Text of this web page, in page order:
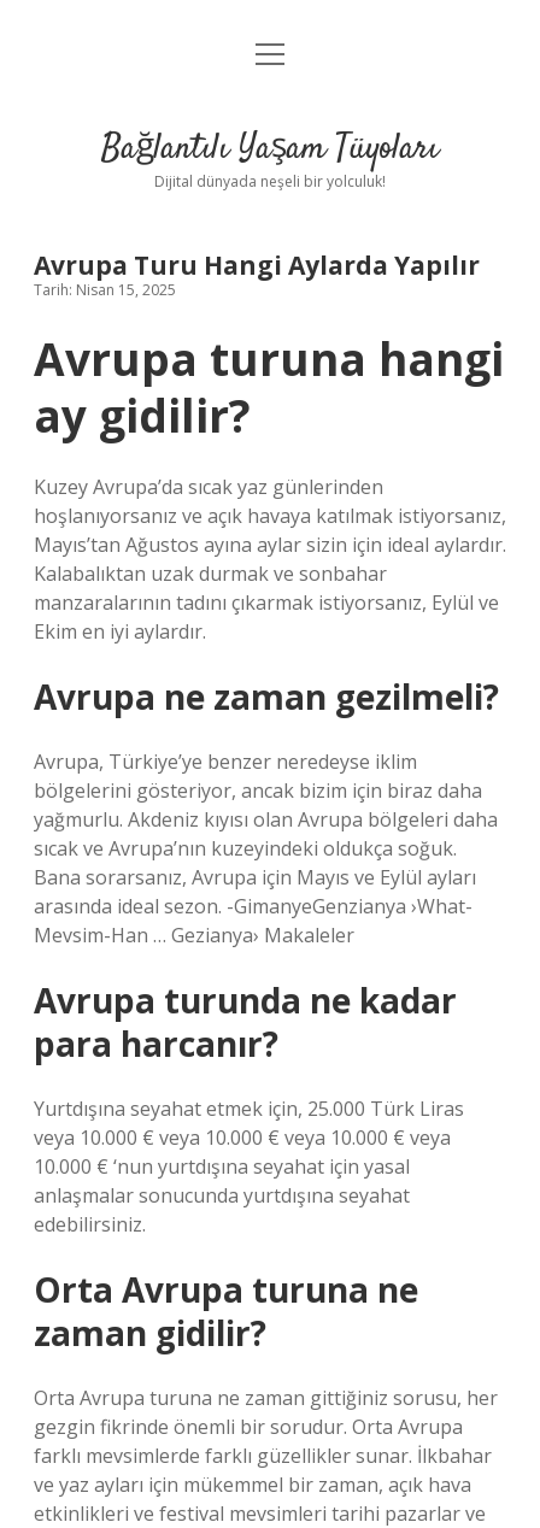
Anasayfa
Yasal Uyarı
menüyü
Bağlantılı Yaşam Tüyoları
Dijital dünyada neşeli bir yolculuk!
Avrupa Turu Hangi Aylarda Yapılır
Tarih: Nisan 15, 2025
Avrupa turuna hangi
ay gidilir?
Kuzey Avrupa’da sıcak yaz günlerinden
hoşlanıyorsanız ve açık havaya katılmak istiyorsanız,
Mayıs’tan Ağustos ayına aylar sizin için ideal aylardır.
Kalabalıktan uzak durmak ve sonbahar
manzaralarının tadını çıkarmak istiyorsanız, Eylül ve
Ekim en iyi aylardır.
Avrupa ne zaman gezilmeli?
Avrupa, Türkiye’ye benzer neredeyse iklim
bölgelerini gösteriyor, ancak bizim için biraz daha
yağmurlu. Akdeniz kıyısı olan Avrupa bölgeleri daha
sıcak ve Avrupa’nın kuzeyindeki oldukça soğuk.
Bana sorarsanız, Avrupa için Mayıs ve Eylül ayları
arasında ideal sezon. -GimanyeGenzianya ›What-
Mevsim-Han … Gezianya› Makaleler
Avrupa turunda ne kadar
para harcanır?
Yurtdışına seyahat etmek için, 25.000 Türk Liras
veya 10.000 € veya 10.000 € veya 10.000 € veya
10.000 € ‘nun yurtdışına seyahat için yasal
anlaşmalar sonucunda yurtdışına seyahat
edebilirsiniz.
Orta Avrupa turuna ne
zaman gidilir?
Orta Avrupa turuna ne zaman gittiğiniz sorusu, her
gezgin fikrinde önemli bir sorudur. Orta Avrupa
farklı mevsimlerde farklı güzellikler sunar. İlkbahar
ve yaz ayları için mükemmel bir zaman, açık hava
etkinlikleri ve festival mevsimleri tarihi pazarlar ve